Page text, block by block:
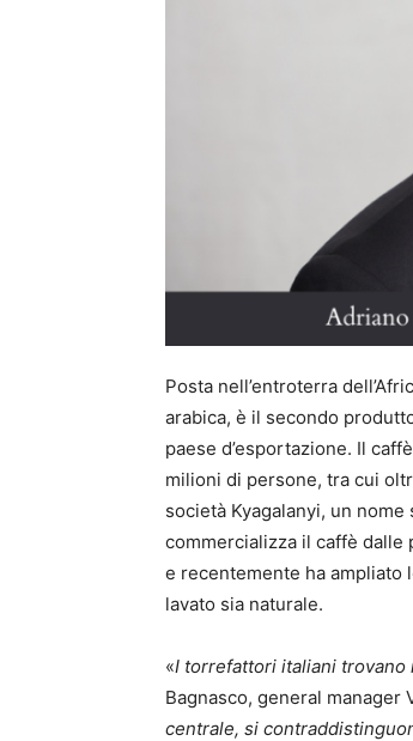
Posta nell’entroterra
arabica, è il secondo
paese d’esportazione. Il
milioni di persone, tra cui
società Kyagalanyi, un
commercializza il caffè dalle
e recentemente ha ampliato
lavato sia naturale.
«I torrefattori italiani trovano
Bagnasco, general manager
centrale, si